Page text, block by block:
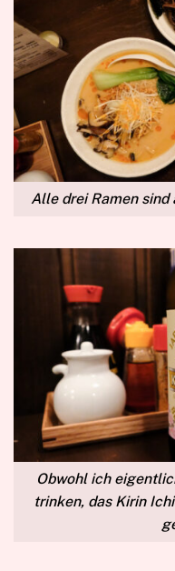
Alle drei Ramen sind
Obwohl ich
trinken, das Kirin